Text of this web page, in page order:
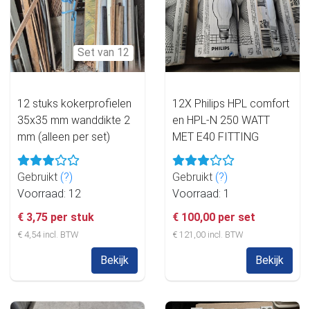
Set van 12
12 stuks kokerprofielen
35x35 mm wanddikte 2
mm (alleen per set)
Gebruikt (?)
Voorraad: 12
€ 3,75 per stuk
€ 4,54 incl. BTW
Bekijk
12X Philips HPL comfort
en HPL-N 250 WATT
MET E40 FITTING
Gebruikt (?)
Voorraad: 1
€ 100,00 per set
€ 121,00 incl. BTW
Bekijk